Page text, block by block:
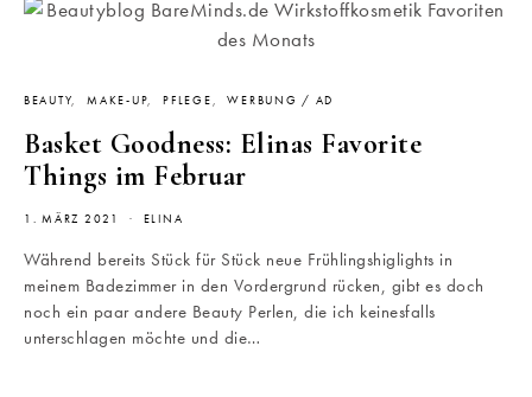
BEAUTY MAKE-UP PFLEGE WERBUNG / AD
Basket Goodness: Elinas Favorite
Things im Februar
1. MÄRZ 2021 ELINA
Während bereits Stück für Stück neue Frühlingshiglights in
meinem Badezimmer in den Vordergrund rücken, gibt es doch
noch ein paar andere Beauty Perlen, die ich keinesfalls
unterschlagen möchte und die…